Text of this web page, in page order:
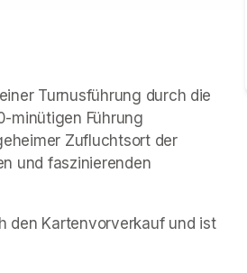
Turnusführung durch die
minütigen Führung
Zufluchtsort der
und faszinierenden
den Kartenvorverkauf und ist